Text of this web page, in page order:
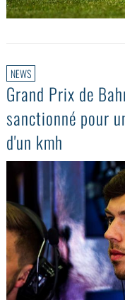
NEWS
Grand Prix de
sanctionné pour
d'un kmh